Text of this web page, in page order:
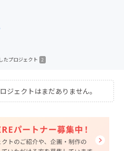
たプロジェクト 2
ジェクトはまだありません。